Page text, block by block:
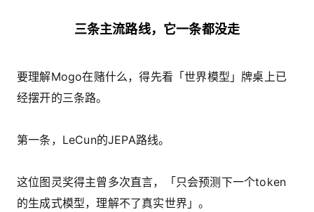
三条主流路线，它一条都没走
要理解Mogo在赌什么，得先看「世界模型」牌桌上已
经摆开的三条路。
第一条，LeCun的JEPA路线。
这位图灵奖得主曾多次直言，「只会预测下一个token
的生成式模型，理解不了真实世界」。